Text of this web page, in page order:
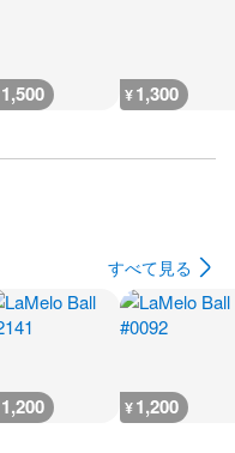
1,500 ¥1,300
すべて見る
1,200 ¥1,200